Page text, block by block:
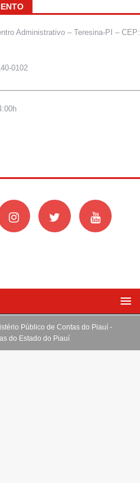
Administrativo – Teresina-PI –
0102
Público de Contas do Piauí -
do Estado do Piauí